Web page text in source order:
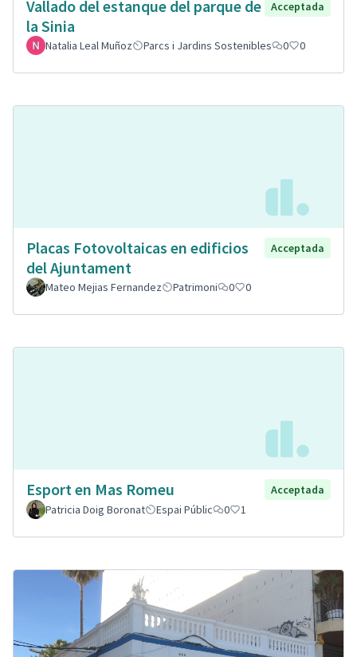
Vallado del estanque del parque de
la Sinia
Acceptada
Natalia Leal Muñoz Parcs i Jardins Sostenibles 0 0
Placas Fotovoltaicas en edificios
del Ajuntament
Acceptada
Mateo Mejias Fernandez Patrimoni 0 0
Esport en Mas Romeu
Acceptada
Patricia Doig Boronat
Espai Públic 0 1